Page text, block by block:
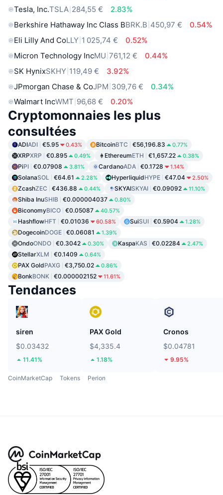
Tesla, Inc.TSLA 284,55 €
2.83%
Berkshire Hathaway Inc Class BBRK.B 450,97 €
0.54%
Eli Lilly And CoLLY 1 025,74 €
0.52%
Micron Technology IncMU 761,12 €
0.44%
SK HynixSKHY 119,49 €
3.92%
JPmorgan Chase & CoJPM 309,76 €
0.34%
Walmart IncWMT 96,68 € 0.20%
Cryptomonnaies les plus
consultées
ADIADI €5.95 0.43% BitcoinBTC €56,196.83 0.77%
XRPXRP €0.895 0.49% EthereumETH €1,657.22 0.38%
PiPI €0.07908 3.81% CardanoADA €0.1728 1.14%
SolanaSOL €64.61 2.28% HyperliquidHYPE €47.04 2.50%
ZcashZEC €436.88 0.44% SKYAISKYAI €0.09092 11.10%
Shiba InuSHIB €0.000004037 0.80%
BiconomyBICO €0.05087 40.57%
HashflowHFT €0.01036 60.58% SuiSUI €0.5904 1.28%
DogecoinDOGE €0.06081 1.39%
OndoONDO €0.3042 0.30% KaspaKAS €0.02284 2.47%
StellarXLM €0.1409 0.64%
PAX GoldPAXG €3,750.02 0.86%
BonkBONK €0.000002152 11.61%
Tendances
siren
$0.03432
11.41%
PAX Gold
$4,335.4
1.18%
Cronos
$0.04781
9.95%
CoinMarketCap Tokens Perion